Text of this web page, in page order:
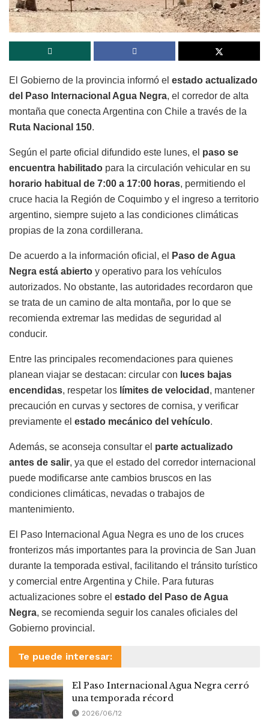
El Gobierno de la provincia informó el estado actualizado
del Paso Internacional Agua Negra, el corredor de alta
montaña que conecta Argentina con Chile a través de la
Ruta Nacional 150.
Según el parte oficial difundido este lunes, el paso se
encuentra habilitado para la circulación vehicular en su
horario habitual de 7:00 a 17:00 horas, permitiendo el
cruce hacia la Región de Coquimbo y el ingreso a territorio
argentino, siempre sujeto a las condiciones climáticas
propias de la zona cordillerana.
De acuerdo a la información oficial, el
Paso de Agua
Negra está abierto y operativo para los vehículos
autorizados. No obstante, las autoridades recordaron que
se trata de un camino de alta montaña, por lo que se
recomienda extremar las medidas de seguridad al
conducir.
Entre las principales recomendaciones para quienes
planean viajar se destacan: circular con luces bajas
encendidas, respetar los límites de velocidad , mantener
precaución en curvas y sectores de cornisa, y verificar
previamente el estado mecánico del vehículo.
Además, se aconseja consultar el parte actualizado
antes de salir, ya que el estado del corredor internacional
puede modificarse ante cambios bruscos en las
condiciones climáticas, nevadas o trabajos de
mantenimiento.
El Paso Internacional Agua Negra es uno de los cruces
fronterizos más importantes para la provincia de San Juan
durante la temporada estival, facilitando el tránsito turístico
y comercial entre Argentina y Chile. Para futuras
actualizaciones sobre el estado del Paso de Agua
Negra, se recomienda seguir los canales oficiales del
Gobierno provincial.
Te puede interesar:
El Paso Internacional Agua Negra cerró
una temporada récord
2026/06/12